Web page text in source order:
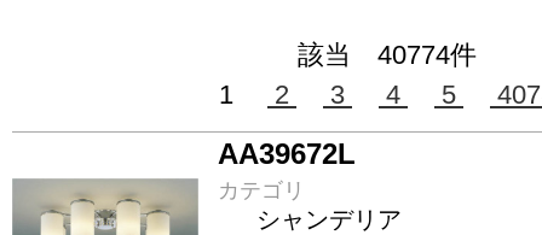
該当 40774件
1
2 3 4 5
AA39672L
カテゴリ
シャンデリア